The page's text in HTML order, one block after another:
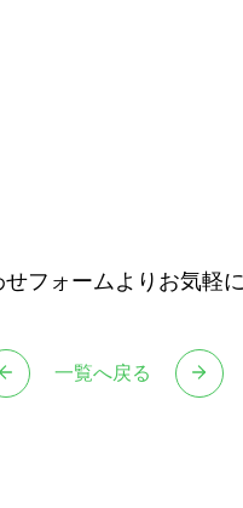
フォームよりお気軽
一覧へ戻る